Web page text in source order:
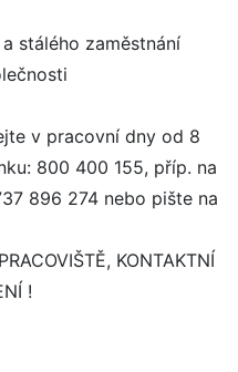
stálého zaměstnání
v pracovní dny od 8
800 400 155, příp. na
896 274 nebo pište na
KONTAKTNÍ
!